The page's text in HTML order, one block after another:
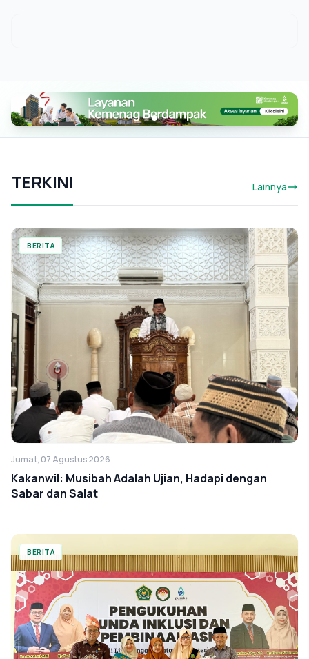
TERKINI Lainnya
BERITA
Jumat, 07 Agustus 2026
Kakanwil: Musibah Adalah Ujian, Hadapi dengan
Sabar dan Salat
BERITA